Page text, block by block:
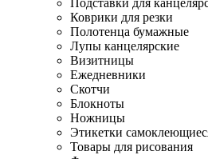
Подставки для
Коврики для резки
Полотенца бумажные
Лупы канцелярские
Визитницы
Ежедневники
Скотчи
Блокноты
Ножницы
Этикетки
Товары для рисования